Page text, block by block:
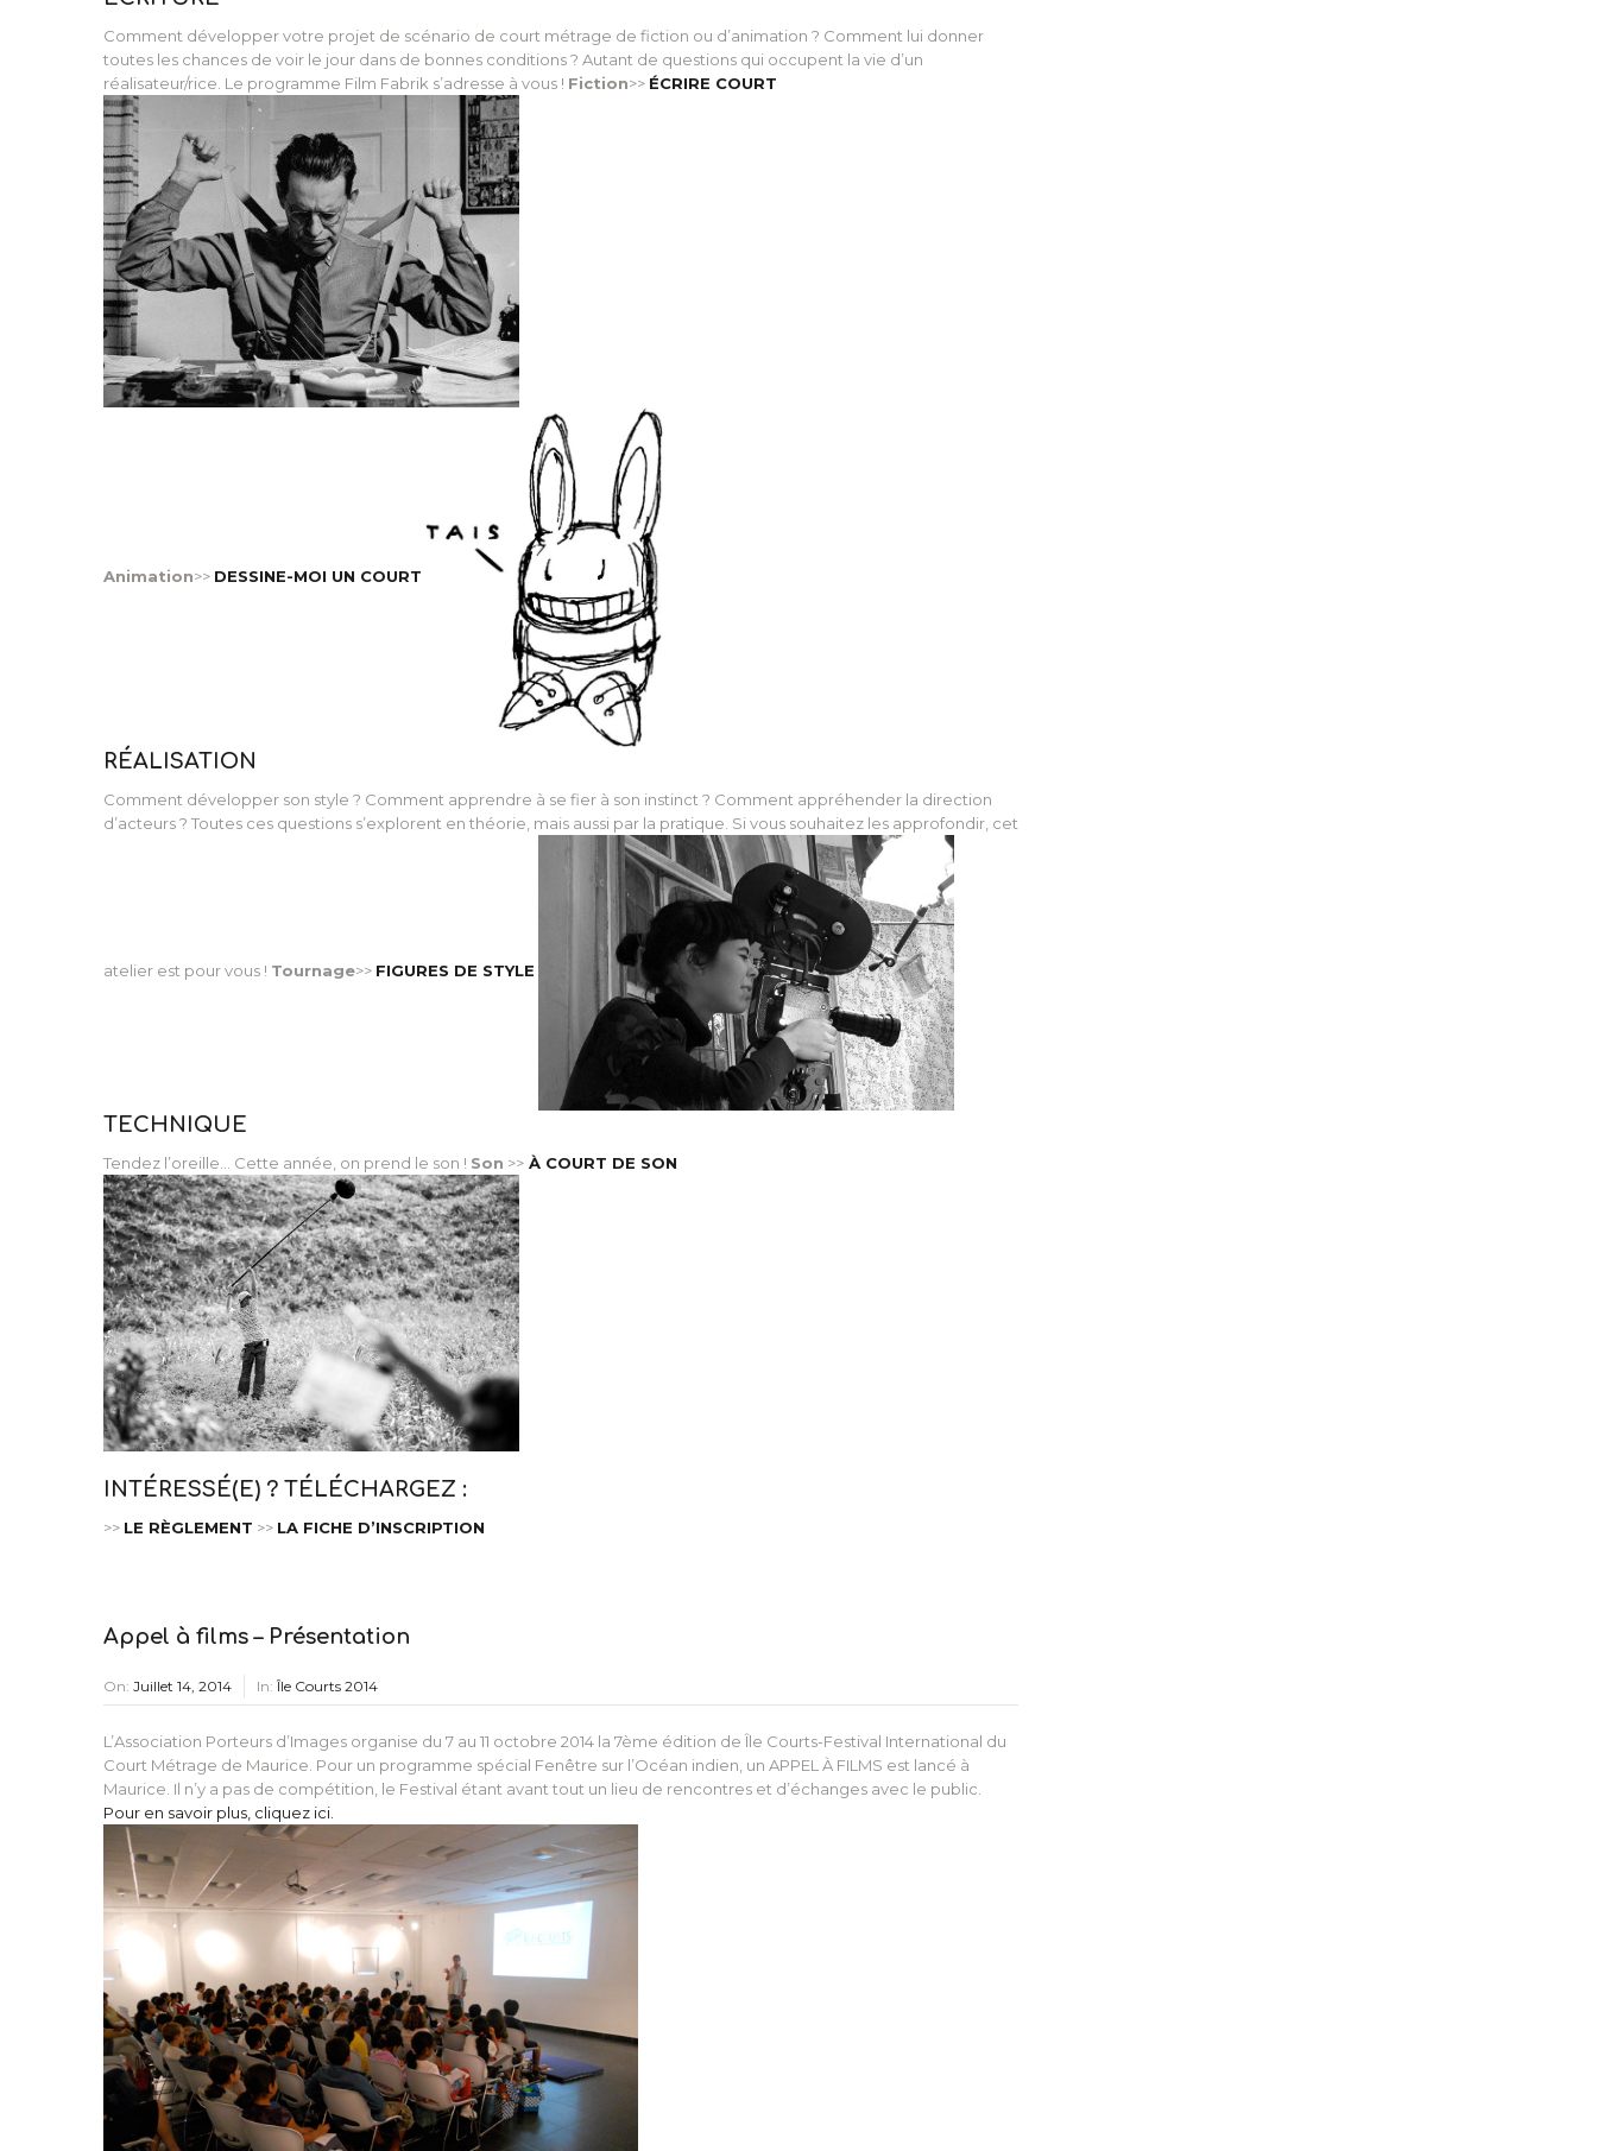
Comment développer votre projet de scénario de court métrage de fiction ou d’animation ? Comment lui donner
toutes les chances de voir le jour dans de bonnes conditions ? Autant de questions qui occupent la vie d’un
réalisateur/rice. Le programme Film Fabrik s’adresse à vous ! Fiction>> ÉCRIRE COURT
Animation>> DESSINE-MOI UN COURT
RÉALISATION
Comment développer son style ? Comment apprendre à se fier à son instinct ? Comment appréhender la direction
d’acteurs ? Toutes ces questions s’explorent en théorie, mais aussi par la pratique. Si vous souhaitez les approfondir, cet
atelier est pour vous ! Tournage>> FIGURES DE STYLE
TECHNIQUE
Tendez l’oreille… Cette année, on prend le son ! Son >> À COURT DE SON
INTÉRESSÉ(E) ? TÉLÉCHARGEZ :
>> LE RÈGLEMENT >> LA FICHE D’INSCRIPTION
Appel à films – Présentation
On: Juillet 14, 2014 In:Île Courts 2014
L’Association Porteurs d’Images organise du 7 au 11 octobre 2014 la 7ème édition de Île Courts-Festival International du
Court Métrage de Maurice. Pour un programme spécial Fenêtre sur l’Océan indien, un APPEL À FILMS est lancé à
Maurice. Il n’y a pas de compétition, le Festival étant avant tout un lieu de rencontres et d’échanges avec le public.
Pour en savoir plus, cliquez ici.